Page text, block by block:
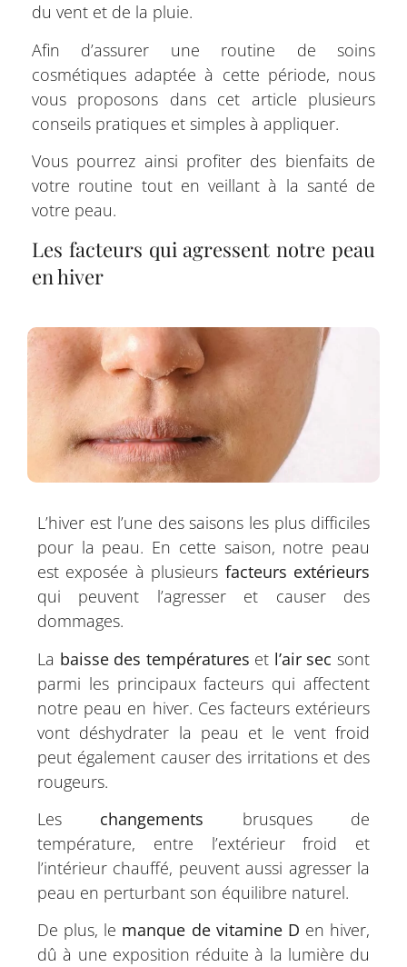
du vent et de la pluie.
Afin d’assurer une routine de soins
cosmétiques adaptée à cette période, nous
vous proposons dans cet article plusieurs
conseils pratiques et simples à appliquer.
Vous pourrez ainsi profiter des bienfaits de
votre routine tout en veillant à la santé de
votre peau.
Les facteurs qui agressent notre peau
en hiver
L’hiver est l’une des saisons les plus difficiles
pour la peau. En cette saison, notre peau
est exposée à plusieurs facteurs extérieurs
qui peuvent l’agresser et causer des
dommages.
La baisse des températures et l’air sec sont
parmi les principaux facteurs qui affectent
notre peau en hiver. Ces facteurs extérieurs
vont déshydrater la peau et le vent froid
peut également causer des irritations et des
rougeurs.
Les changements brusques de
température, entre l’extérieur froid et
l’intérieur chauffé, peuvent aussi agresser la
peau en perturbant son équilibre naturel.
De plus, le manque de vitamine D en hiver,
dû à une exposition réduite à la lumière du